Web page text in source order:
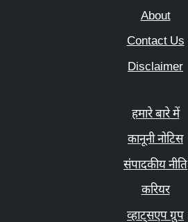
About
Contact Us
Disclaimer
हमारे बारे में
कानूनी नोटिस
संपादकीय नीति
करियर
व्हाट्सएप ग्रुप